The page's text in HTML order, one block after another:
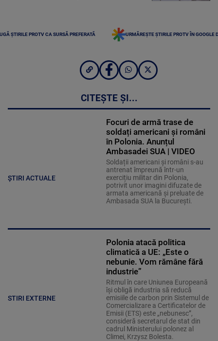
ȘTIRILE PROTV CA SURSĂ PREFERATĂ URMĂREȘTE ȘTIRILE PROTV ÎN GOOGLE
CITEȘTE ȘI...
ȘTIRI ACTUALE
Focuri de armă trase de
soldați americani și români
în Polonia. Anunțul
Ambasadei SUA | VIDEO
Soldații americani și români s-au
antrenat împreună într-un
exercițiu militar din Polonia,
potrivit unor imagini difuzate de
armata americană și preluate de
Ambasada SUA la București.
STIRI EXTERNE
Polonia atacă politica
climatică a UE: „Este o
nebunie. Vom rămâne fără
industrie”
Ritmul în care Uniunea Europeană
își obligă industria să reducă
emisiile de carbon prin Sistemul de
Comercializare a Certificatelor de
Emisii (ETS) este „nebunesc”,
consideră secretarul de stat din
cadrul Ministerului polonez al
Climei, Krzysz Bolesta.